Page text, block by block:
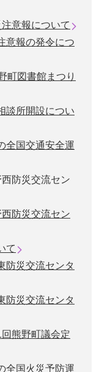
意報について
意報の発令につ
町図書館まつり
談所開設につい
全国交通安全運
防災交流セン
防災交流セン
て
防災交流センタ
防災交流センタ
熊野町議会定
全国火災予防運